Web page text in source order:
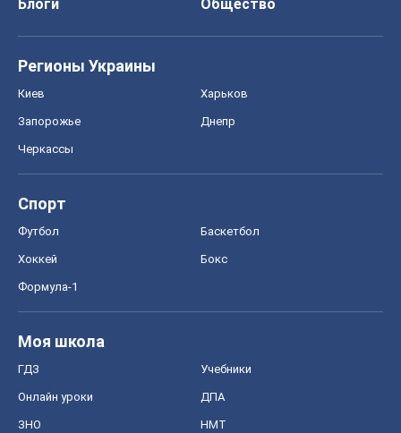
Блоги
Общество
Регионы Украины
Киев Харьков
Запорожье Днепр
Черкассы
Спорт
Футбол Баскетбол
Хоккей Бокс
Формула-1
Моя школа
ГДЗ Учебники
Онлайн уроки ДПА
ЗНО НМТ